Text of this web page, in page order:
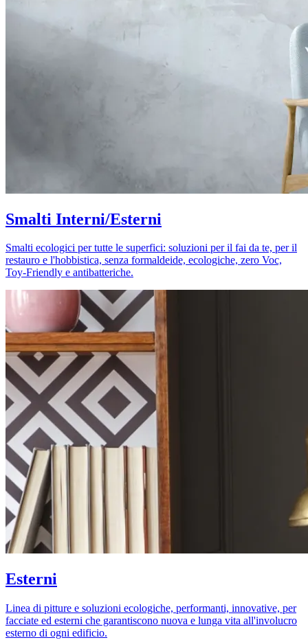
Smalti Interni/Esterni
Smalti ecologici per tutte le superfici: soluzioni per il fai da te, per il
restauro e l'hobbistica, senza formaldeide, ecologiche, zero Voc,
Toy-Friendly e antibatteriche.
Esterni
Linea di pitture e soluzioni ecologiche, performanti, innovative, per
facciate ed esterni che garantiscono nuova e lunga vita all'involucro
esterno di ogni edificio.